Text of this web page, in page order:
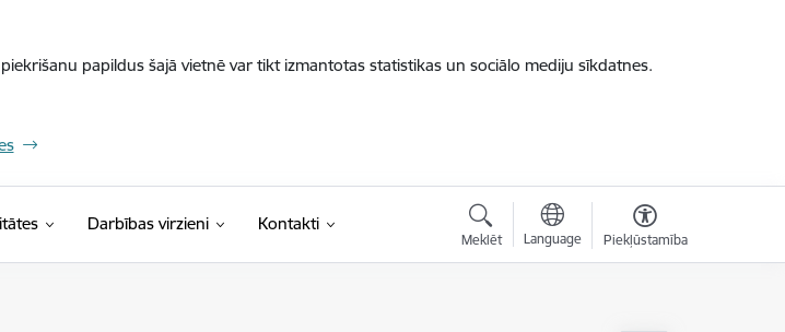
papildus šajā vietnē var tikt izmantotas statistikas un sociālo mediju sīkdatnes.
Darbības virzieni Kontakti
Meklēt Language Piekļūstamība